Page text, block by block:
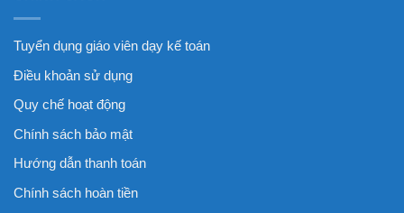
Tuyển dụng giáo viên dạy kế toán
Điều khoản sử dụng
Quy chế hoạt động
Chính sách bảo mật
Hướng dẫn thanh toán
Chính sách hoàn tiền